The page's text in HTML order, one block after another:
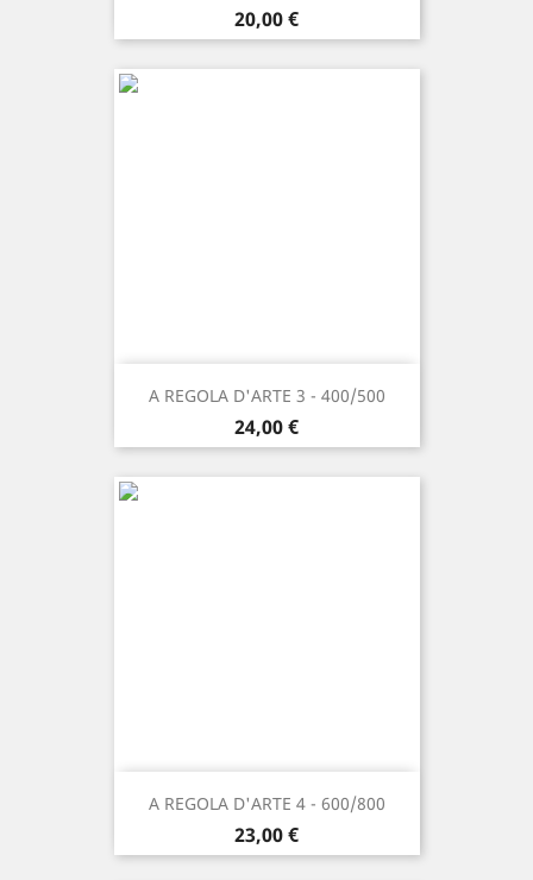
Prezzo
20,00 €
A REGOLA D'ARTE 3 - 400/500
Prezzo
24,00 €
A REGOLA D'ARTE 4 - 600/800
Prezzo
23,00 €